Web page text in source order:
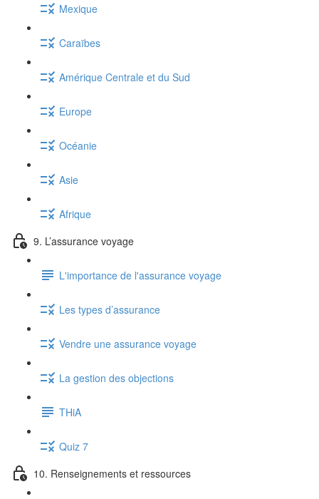
Mexique
Caraïbes
Amérique Centrale et du Sud
Europe
Océanie
Asie
Afrique
9. L’assurance voyage
L'importance de l'assurance voyage
Les types d’assurance
Vendre une assurance voyage
La gestion des objections
THiA
Quiz 7
10. Renseignements et ressources